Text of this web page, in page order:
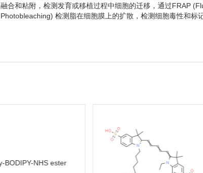
融合和粘附，检测发育或移植过程中细胞的迁移，通过FRAP
Photobleaching) 检测脂在细胞膜上的扩散，检测细胞毒性和标